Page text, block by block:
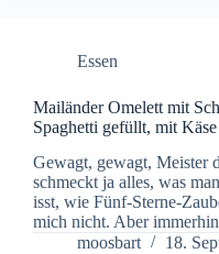
Essen
Mailänder Omelett mit
Spaghetti gefüllt, mit Käse
Gewagt, gewagt, Meister
schmeckt ja alles, was
isst, wie Fünf-Sterne-
mich nicht. Aber
moosbart
18.